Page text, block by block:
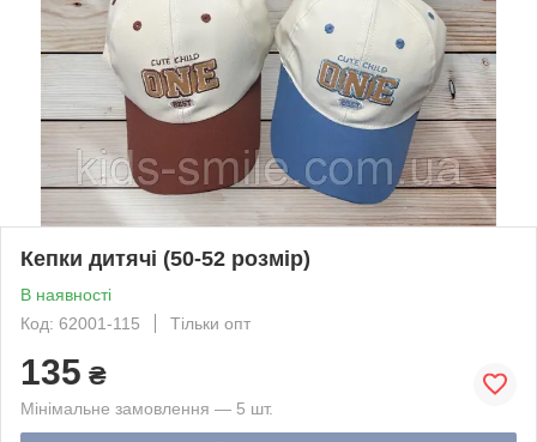
Кепки дитячі (50-52 розмір)
В наявності
Код: 62001-115
Тільки опт
135 ₴
Мінімальне замовлення — 5 шт.